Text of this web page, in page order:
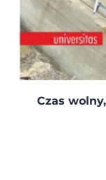
Czas